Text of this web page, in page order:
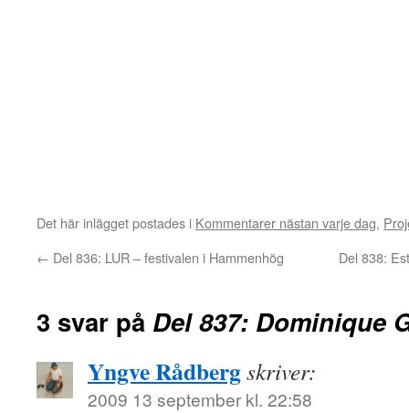
Det här inlägget postades i Kommentarer nästan varje dag,
← Del 836: LUR – festivalen i Hammenhög Del 838:
3 svar på Del 837: Dominique
Yngve Rådbergskriver:
2009 13 september kl. 22:58